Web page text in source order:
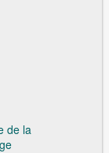
de la